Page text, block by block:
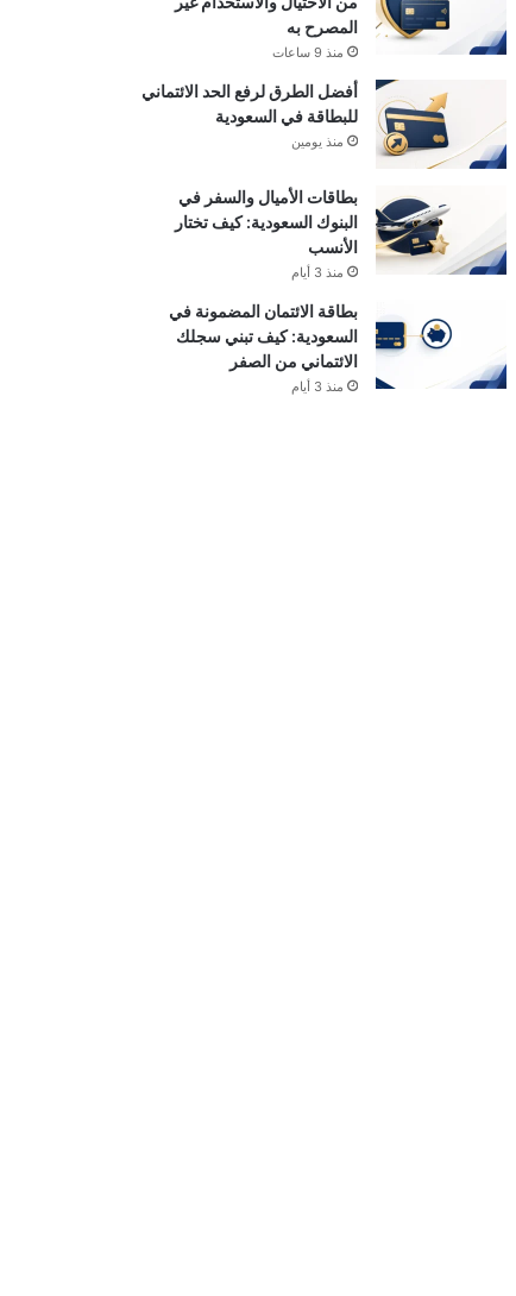
المصرح به
منذ 9 ساعات
أفضل الطرق لرفع الحد الائتماني
للبطاقة في السعودية
منذ يومين
بطاقات الأميال والسفر في
البنوك السعودية: كيف تختار
الأنسب
منذ 3 أيام
بطاقة الائتمان المضمونة في
السعودية: كيف تبني سجلك
الائتماني من الصفر
منذ 3 أيام